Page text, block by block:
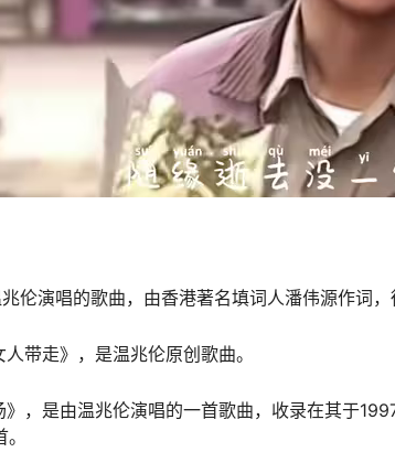
伦演唱的歌曲，由香港著名填词人潘伟源作词，
带走》，是温兆伦原创歌曲。
》，是由温兆伦演唱的一首歌曲，收录在其于